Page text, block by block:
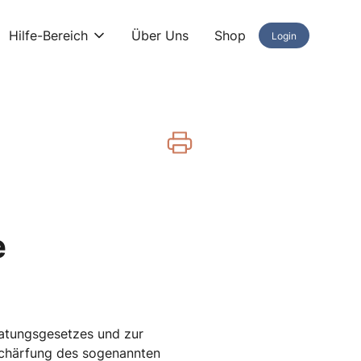
Hilfe-Bereich Über Uns Shop Login
und zur
des sogenannten